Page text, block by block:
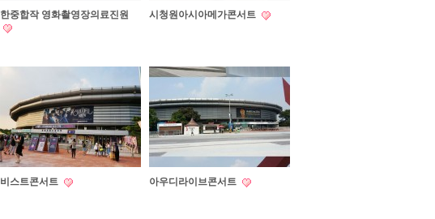
한중합작 영화촬영장의료진원 시청원아시아메가콘서트
비스트콘서트 아우디라이브콘서트